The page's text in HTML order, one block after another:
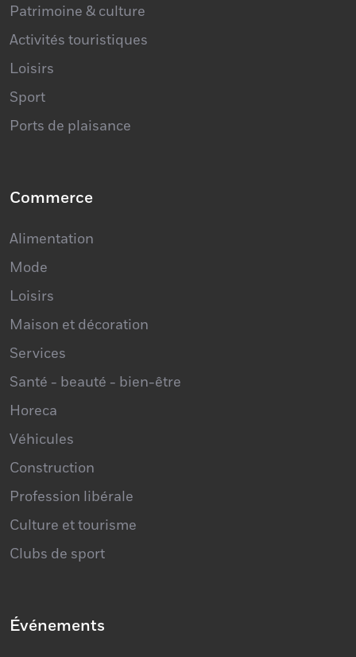
Patrimoine & culture
Activités touristiques
Loisirs
Sport
Ports de plaisance
Commerce
Alimentation
Mode
Loisirs
Maison et décoration
Services
Santé - beauté - bien-être
Horeca
Véhicules
Construction
Profession libérale
Culture et tourisme
Clubs de sport
Événements